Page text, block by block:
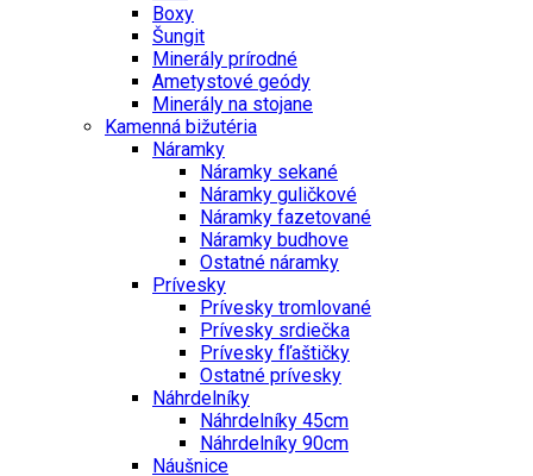
Boxy
Šungit
Minerály prírodné
Ametystové geódy
Minerály na stojane
Kamenná bižutéria
Náramky
Náramky sekané
Náramky guličkové
Náramky fazetované
Náramky budhove
Ostatné náramky
Prívesky
Prívesky tromlované
Prívesky srdiečka
Prívesky fľaštičky
Ostatné prívesky
Náhrdelníky
Náhrdelníky 45cm
Náhrdelníky 90cm
Náušnice